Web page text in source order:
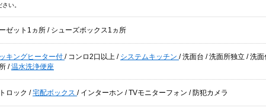
い。
ゼット1ヵ所 / シューズボックス1ヵ所
ッキングヒーター付 / コンロ2口以上 / システムキッチン /洗面台 /洗面所独立 /洗面
/温水洗浄便座
ロック /宅配ボックス / インターホン /TVモニターフォン / 防犯カメラ